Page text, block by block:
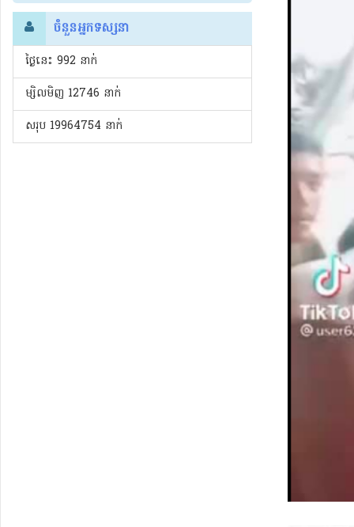
ចំនួនអ្នកទស្សនា
ថ្ងៃនេះ​ 992 នាក់
ម្សិលមិញ 12746 នាក់
សរុប 19964754 នាក់